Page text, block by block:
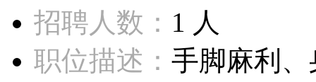
招聘人数： 1 人
职位描述： 手脚麻利